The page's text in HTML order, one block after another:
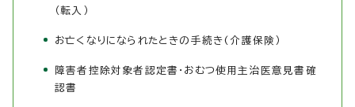
（転入）
お亡くなりになられたときの手続き(介護保険）
障害者控除対象者認定書・おむつ使用主治医意見書確
認書